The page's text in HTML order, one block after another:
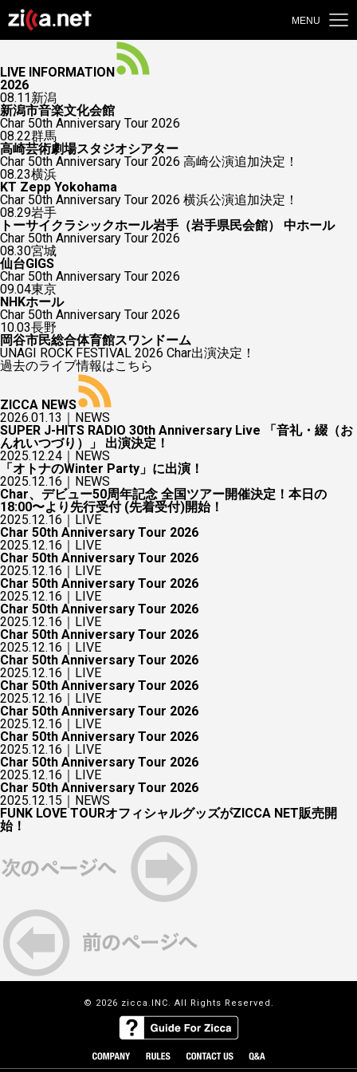
MENU
LIVE INFORMATION
2026
08.11新潟
新潟市音楽文化会館
Char 50th Anniversary Tour 2026
08.22群馬
高崎芸術劇場スタジオシアター
Char 50th Anniversary Tour 2026 高崎公演追加決定！
08.23横浜
KT Zepp Yokohama
Char 50th Anniversary Tour 2026 横浜公演追加決定！
08.29岩手
トーサイクラシックホール岩手（岩手県民会館） 中ホール
Char 50th Anniversary Tour 2026
08.30宮城
仙台GIGS
Char 50th Anniversary Tour 2026
09.04東京
NHKホール
Char 50th Anniversary Tour 2026
10.03長野
岡谷市民総合体育館スワンドーム
UNAGI ROCK FESTIVAL 2026 Char出演決定！
過去のライブ情報はこちら
ZICCA NEWS
2026.01.13｜ NEWS
SUPER J-HITS RADIO 30th Anniversary Live 「音礼・綴（お
んれいつづり）」 出演決定！
2025.12.24｜ NEWS
「オトナのWinter Party」に出演！
2025.12.16｜ NEWS
Char、デビュー50周年記念 全国ツアー開催決定！本日の
18:00〜より先行受付 (先着受付)開始！
2025.12.16｜ LIVE
Char 50th Anniversary Tour 2026
2025.12.16｜ LIVE
Char 50th Anniversary Tour 2026
2025.12.16｜ LIVE
Char 50th Anniversary Tour 2026
2025.12.16｜ LIVE
Char 50th Anniversary Tour 2026
2025.12.16｜ LIVE
Char 50th Anniversary Tour 2026
2025.12.16｜ LIVE
Char 50th Anniversary Tour 2026
2025.12.16｜ LIVE
Char 50th Anniversary Tour 2026
2025.12.16｜ LIVE
Char 50th Anniversary Tour 2026
2025.12.16｜ LIVE
Char 50th Anniversary Tour 2026
2025.12.16｜ LIVE
Char 50th Anniversary Tour 2026
2025.12.16｜ LIVE
Char 50th Anniversary Tour 2026
2025.12.15｜ NEWS
FUNK LOVE TOURオフィシャルグッズがZICCA NET販売開
始！
© 2026 zicca.INC. All Rights Reserved.